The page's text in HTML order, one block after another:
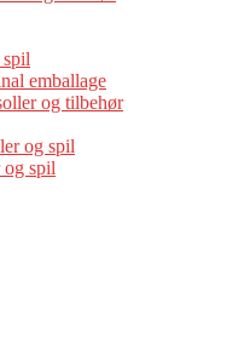
emballage
og tilbehør
og spil
og spil